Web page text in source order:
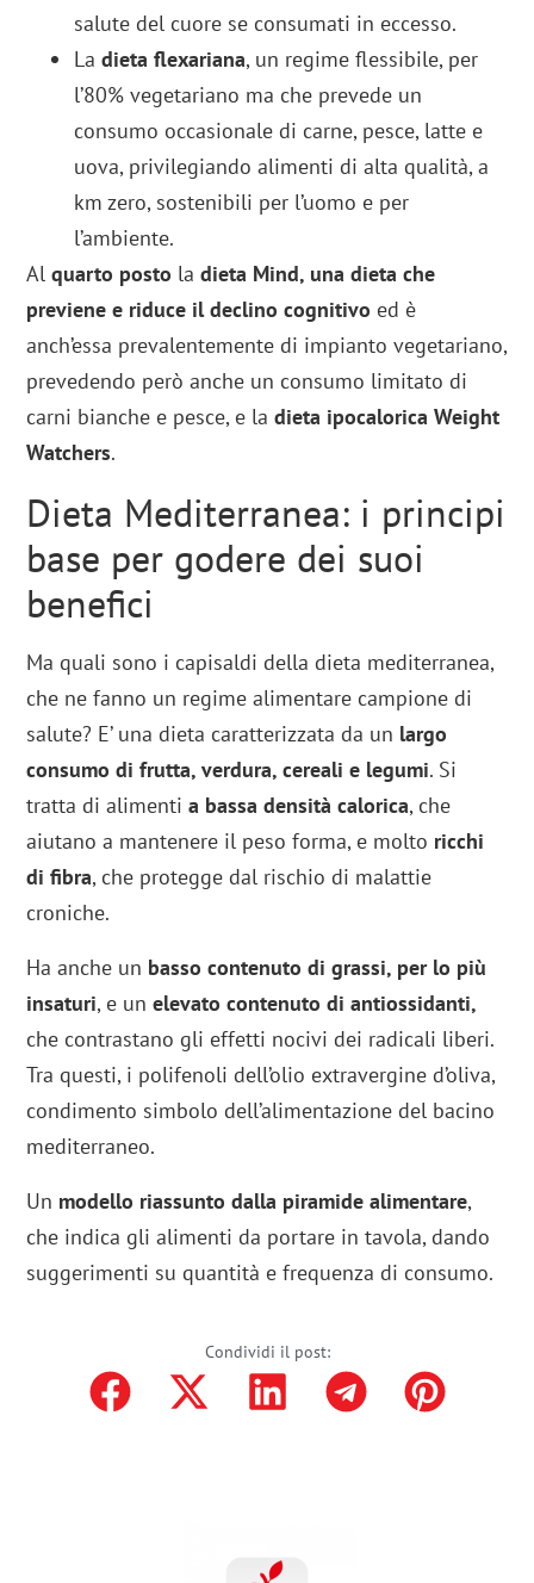
salute del cuore se consumati in eccesso.
La dieta flexariana, un regime flessibile, per
l’80% vegetariano ma che prevede un
consumo occasionale di carne, pesce, latte e
uova, privilegiando alimenti di alta qualità, a
km zero, sostenibili per l’uomo e per
l’ambiente.
Alquarto posto ladieta Mind, una dieta che
previene e riduce il declino cognitivo ed è
anch’essa prevalentemente di impianto vegetariano,
prevedendo però anche un consumo limitato di
carni bianche e pesce, e la dieta ipocalorica Weight
Watchers.
Dieta Mediterranea: i principi
base per godere dei suoi
benefici
Ma quali sono i capisaldi della dieta mediterranea,
che ne fanno un regime alimentare campione di
salute? E’ una dieta caratterizzata da un largo
consumo di frutta, verdura, cereali e legumi. Si
tratta di alimentia bassa densità calorica, che
aiutano a mantenere il peso forma, e molto ricchi
di fibra, che protegge dal rischio di malattie
croniche.
Ha anche un basso contenuto di grassi, per lo più
insaturi, e unelevato contenuto di antiossidanti,
che contrastano gli effetti nocivi dei radicali liberi.
Tra questi, i polifenoli dell’olio extravergine d’oliva,
condimento simbolo dell’alimentazione del bacino
mediterraneo.
Un modello riassunto dalla piramide alimentare,
che indica gli alimenti da portare in tavola, dando
suggerimenti su quantità e frequenza di consumo.
Condividi il post: